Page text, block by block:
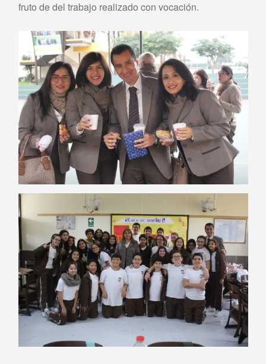
fruto de del trabajo realizado con vocación.